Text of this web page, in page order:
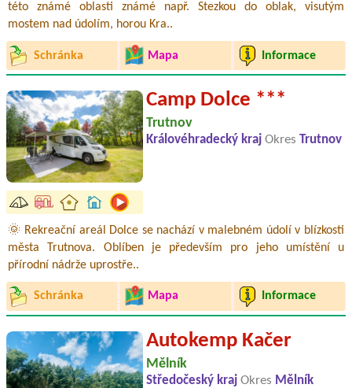
této známé oblasti známé např. Stezkou do oblak, visutým
mostem nad údolím, horou Kra..
Schránka Mapa Informace
Camp Dolce ***
Trutnov
Královéhradecký kraj Okres Trutnov
🌞 Rekreační areál Dolce se nachází v malebném údolí v blízkosti
města Trutnova. Oblíben je především pro jeho umístění u
přírodní nádrže uprostře..
Schránka Mapa Informace
Autokemp Kačer
Mělník
Středočeský kraj Okres Mělník